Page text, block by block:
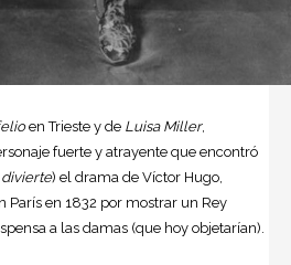
en Trieste y de Luisa Miller,
fuerte y atrayente que encontró
divierte) el drama de Víctor Hugo,
París en 1832 por mostrar un Rey
a las damas (que hoy objetarían).